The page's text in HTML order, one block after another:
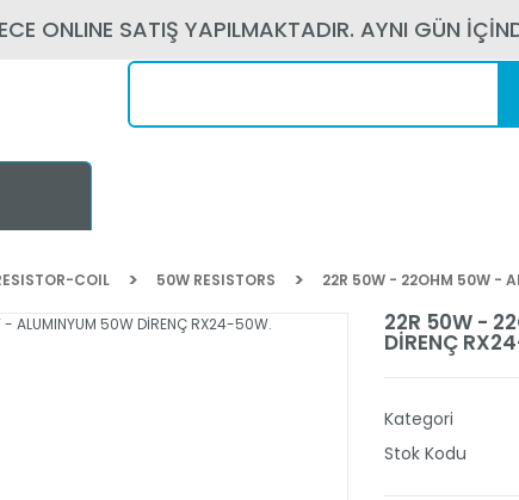
ONLINE SATIŞ YAPILMAKTADIR. AYNI GÜN
COIL 50W RESISTORS 22R 50W - 22OHM 50W -
22R 50W -
DİRENÇ
Kategori
Stok Kodu